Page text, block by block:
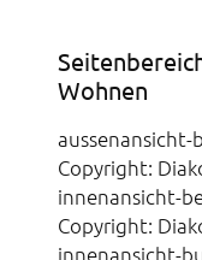
Wohnen
aussenansicht-
Copyright:
innenansicht-
Copyright:
innenansicht-